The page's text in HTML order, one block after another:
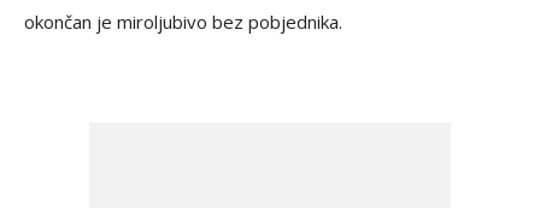
okončan je miroljubivo bez pobjednika.